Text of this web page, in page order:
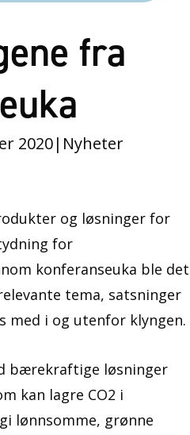
fra
2020| Nyheter
og løsninger for
for
konferanseuka ble det
tema, satsninger
med i og utenfor klyngen.
bærekraftige løsninger
kan lagre CO2 i
lønnsomme, grønne